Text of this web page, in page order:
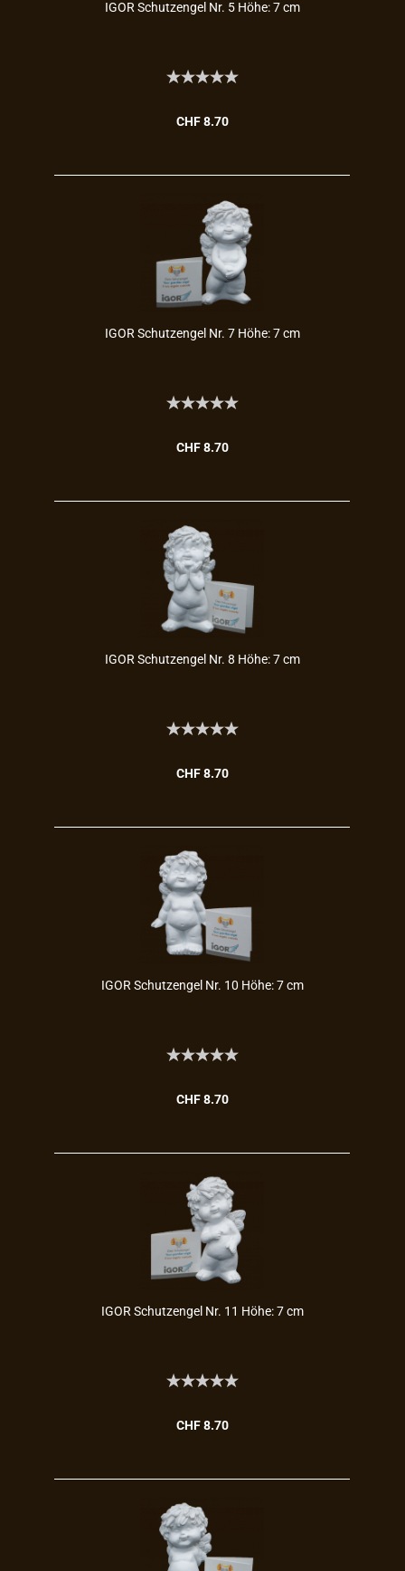
IGOR Schutz­en­gel Nr. 5 Höhe: 7 cm
CHF 8.70
IGOR Schutz­en­gel Nr. 7 Höhe: 7 cm
CHF 8.70
IGOR Schutz­en­gel Nr. 8 Höhe: 7 cm
CHF 8.70
IGOR Schutz­en­gel Nr. 10 Höhe: 7 cm
CHF 8.70
IGOR Schutz­en­gel Nr. 11 Höhe: 7 cm
CHF 8.70